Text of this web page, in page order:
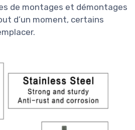
de montages et démontages
d’un moment, certains